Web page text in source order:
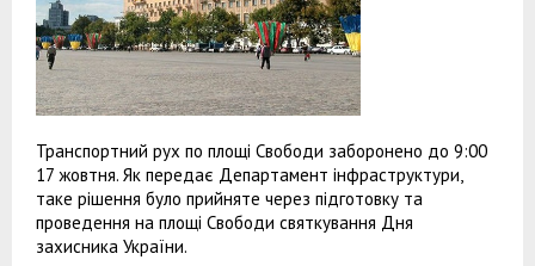
Транспортний рух по площі Свободи заборонено до 9:00
17 жовтня. Як передає Департамент інфраструктури,
таке рішення було прийняте через підготовку та
проведення на площі Свободи святкування Дня
захисника України.